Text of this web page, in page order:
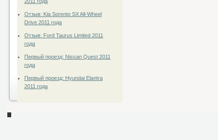
Отзыв: Kia Sorento SX All-Wheel
Drive 2011 года
Отзыв: Ford Taurus Limited 2011
года
Первый проезд: Nissan Quest 2011
года
Первый проезд: Hyundai Elantra
2011 года